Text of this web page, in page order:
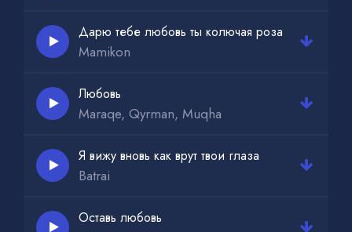
Дарю тебе любовь ты колючая роза
Mamikon
Любовь
Maraqe, Qyrman, Muqha
Я вижу вновь как врут твои глаза
Batrai
Оставь любовь